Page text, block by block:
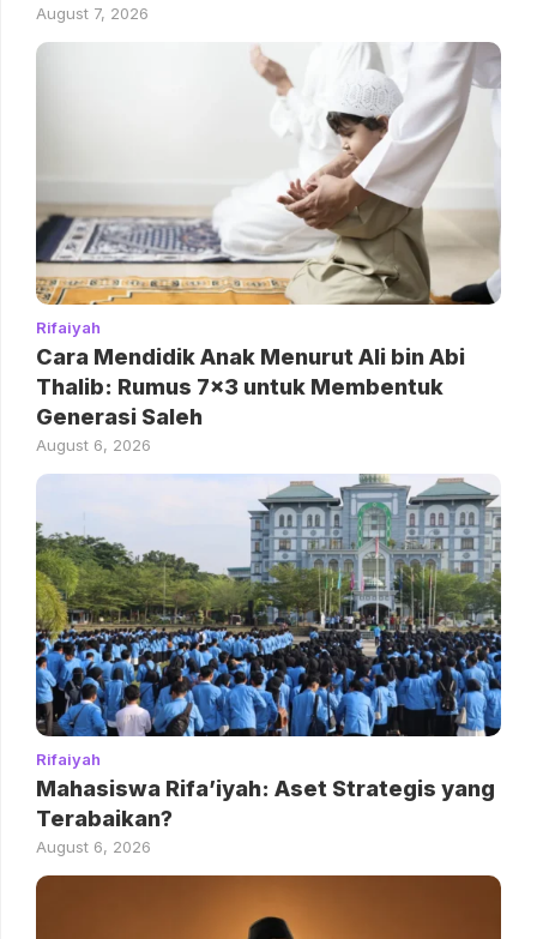
August 7, 2026
Rifaiyah
Cara Mendidik Anak Menurut Ali bin Abi
Thalib: Rumus 7×3 untuk Membentuk
Generasi Saleh
August 6, 2026
Rifaiyah
Mahasiswa Rifa’iyah: Aset Strategis yang
Terabaikan?
August 6, 2026